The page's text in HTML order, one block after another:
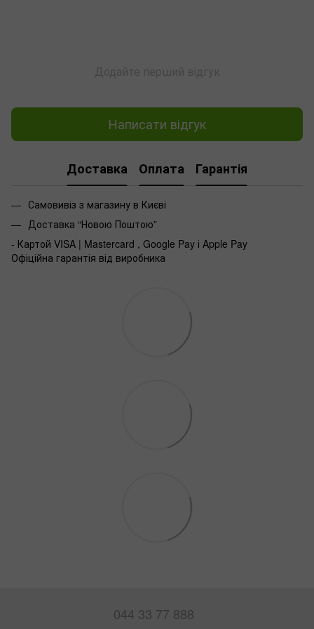
Написати відгук
Доставка Оплата Гарантія
Самовивіз з магазину в Києві
Доставка “Новою Поштою”
- Картой VISA | Mastercard , Google Pay і Apple Pay
Офіційна гарантія від виробника
044 33 77 888